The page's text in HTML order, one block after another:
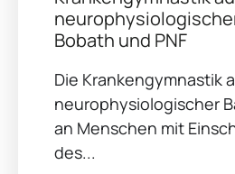
Bobath und PNF
Die Krankengymnastik
neurophysiologischer
an Menschen mit
des...